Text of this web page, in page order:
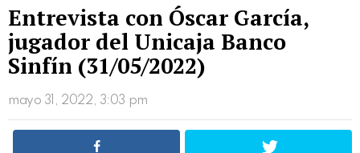
Entrevista con Óscar García,
jugador del Unicaja Banco
Sinfín (31/05/2022)
mayo 31, 2022, 3:03 pm